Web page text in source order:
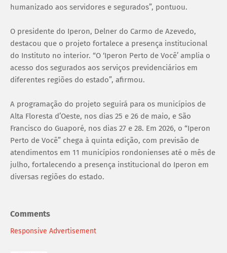
humanizado aos servidores e segurados”, pontuou.
O presidente do Iperon, Delner do Carmo de Azevedo,
destacou que o projeto fortalece a presença institucional
do Instituto no interior. “O ‘Iperon Perto de Você’ amplia o
acesso dos segurados aos serviços previdenciários em
diferentes regiões do estado”, afirmou.
A programação do projeto seguirá para os municípios de
Alta Floresta d’Oeste, nos dias 25 e 26 de maio, e São
Francisco do Guaporé, nos dias 27 e 28. Em 2026, o “Iperon
Perto de Você” chega à quinta edição, com previsão de
atendimentos em 11 municípios rondonienses até o mês de
julho, fortalecendo a presença institucional do Iperon em
diversas regiões do estado.
Comments
Responsive Advertisement